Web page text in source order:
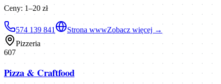
Ceny: 1–20 zł
574 139 841 Strona wwwZobacz więcej →
Pizzeria
607
Pizza & Craftfood